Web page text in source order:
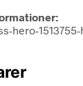
hero-1513755-